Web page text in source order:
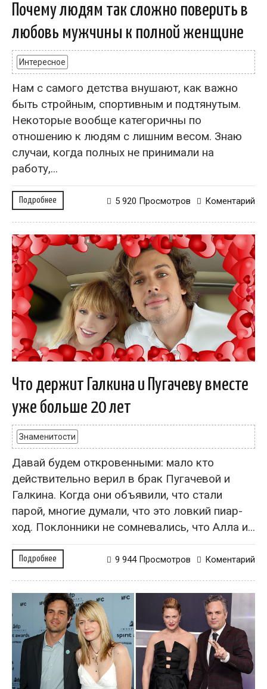
Почему людям так сложно поверить в
любовь мужчины к полной женщине
Интересное
Нам с самого детства внушают, как важно
быть стройным, спортивным и подтянутым.
Некоторые вообще категоричны по
отношению к людям с лишним весом. Знаю
случаи, когда полных не принимали на
работу,...
Подробнее Коментарий
5 920 Просмотров
Что держит Галкина и Пугачеву вместе
уже больше 20 лет
Знаменитости
Давай будем откровенными: мало кто
действительно верил в брак Пугачевой и
Галкина. Когда они объявили, что стали
парой, многие думали, что это ловкий пиар-
ход. Поклонники не сомневались, что Алла и...
Подробнее Коментарий
9 944 Просмотров